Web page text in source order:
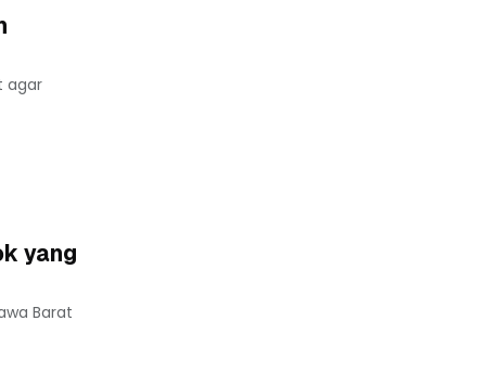
agar
yang
Barat